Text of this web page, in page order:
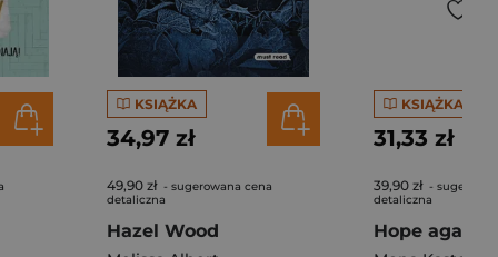
KSIĄŻKA
34,97 zł
49,90 zł - sugerowana cena
detaliczna
Hazel Wood
KSIĄŻKA
31,33 zł
39,90 zł -
detaliczna
Hope again